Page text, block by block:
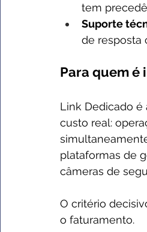
tem
Suporte
de resposta
Para quem é
Link Dedicado
custo real:
plataformas de
câmeras de
O critério
o faturamento.